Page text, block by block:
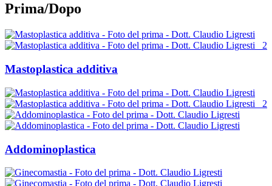
Prima/Dopo
2
Mastoplastica additiva
2
Addominoplastica